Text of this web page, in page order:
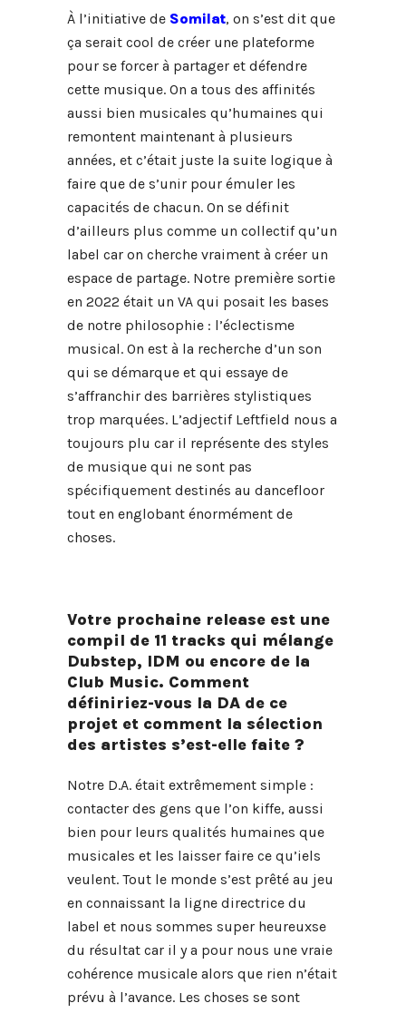
À l’initiative de Somilat, on s’est dit que
ça serait cool de créer une plateforme
pour se forcer à partager et défendre
cette musique. On a tous des affinités
aussi bien musicales qu’humaines qui
remontent maintenant à plusieurs
années, et c’était juste la suite logique à
faire que de s’unir pour émuler les
capacités de chacun. On se définit
d’ailleurs plus comme un collectif qu’un
label car on cherche vraiment à créer un
espace de partage. Notre première sortie
en 2022 était un VA qui posait les bases
de notre philosophie : l’éclectisme
musical. On est à la recherche d’un son
qui se démarque et qui essaye de
s’affranchir des barrières stylistiques
trop marquées. L’adjectif Leftfield nous a
toujours plu car il représente des styles
de musique qui ne sont pas
spécifiquement destinés au dancefloor
tout en englobant énormément de
choses.
Votre prochaine release est une
compil de 11 tracks qui mélange
Dubstep, IDM ou encore de la
Club Music. Comment
définiriez-vous la DA de ce
projet et comment la sélection
des artistes s’est-elle faite ?
Notre D.A. était extrêmement simple :
contacter des gens que l’on kiffe, aussi
bien pour leurs qualités humaines que
musicales et les laisser faire ce qu’iels
veulent. Tout le monde s’est prêté au jeu
en connaissant la ligne directrice du
label et nous sommes super heureuxse
du résultat car il y a pour nous une vraie
cohérence musicale alors que rien n’était
prévu à l’avance. Les choses se sont